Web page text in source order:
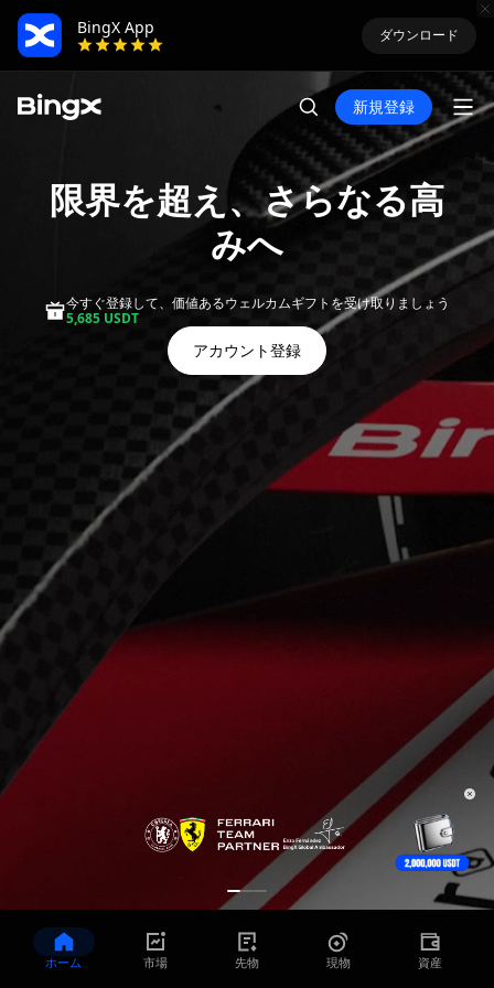
BingX App
ダウンロード
新規登録
限界を超え、さらなる高
みへ
今すぐ登録して、価値あるウェルカムギフトを受け取りましょう
5,685 USDT
アカウント登録
ホーム 市場 先物 現物 資産